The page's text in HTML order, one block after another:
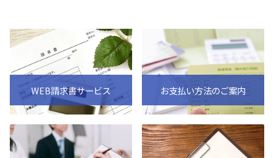
WEB請求書サービス お支払い方法のご案内